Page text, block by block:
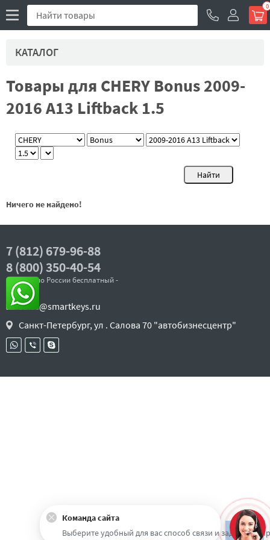
0
КАТАЛОГ
Товары для CHERY Bonus 2009-
2016 A13 Liftback 1.5
Ничего не найдено!
7 (812) 679-96-88
8 (800) 350-40-54
- звонок по России бесплатный -
sales@smartkeys.ru
Санкт-Петербург, ул . Салова 70 "автобизнесцентр"
Наверх
Команда сайта
Выберите удобный для вас способ связи и задайте